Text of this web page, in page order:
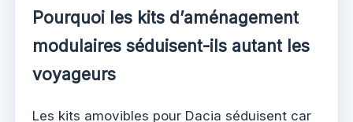
Pourquoi les kits d’aménagement
modulaires séduisent-ils autant les
voyageurs
Les kits amovibles pour Dacia séduisent car